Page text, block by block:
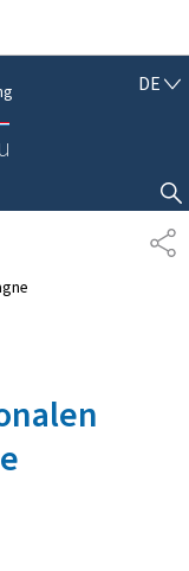
DED
S
C
H
SUCHFLED ANZEIGEN / SCHLIESSEN
T
E